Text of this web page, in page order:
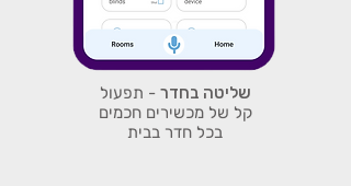
שליטה בחדר - תפעול
קל של מכשירים חכמים
בכל חדר בבית